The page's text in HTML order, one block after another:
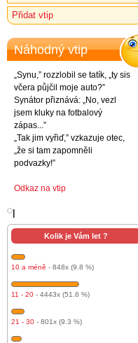
Přidat vtip
Náhodný vtip
„Synu,” rozzlobil se tatík, „ty sis
včera půjčil moje auto?”
Synátor přiznává: „No, vezl
jsem kluky na fotbalový
zápas...”
„Tak jim vyřiď,” vzkazuje otec,
„že si tam zapomněli
podvazky!”
Odkaz na vtip
Kolik je Vám let ?
10 a méně - 848x (9.8 %)
11 - 20 - 4443x (51.6 %)
21 - 30 - 801x (9.3 %)